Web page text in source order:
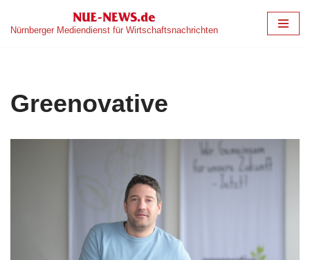
Zum
Nürnberger Mediendienst für Wirtschaftsnachrichten
Greenovative